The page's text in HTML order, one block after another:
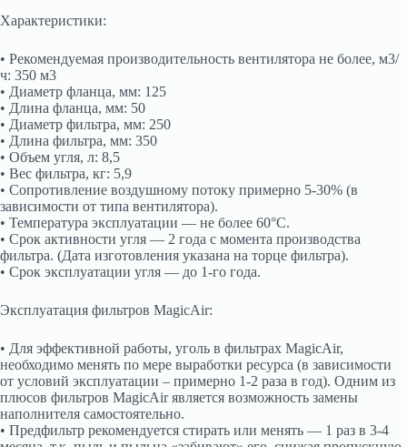
Характеристики:
• Рекомендуемая производительность вентилятора не более, м3/
ч: 350 м3
• Диаметр фланца, мм: 125
• Длина фланца, мм: 50
• Диаметр фильтра, мм: 250
• Длина фильтра, мм: 350
• Объем угля, л: 8,5
• Вес фильтра, кг: 5,9
• Сопротивление воздушному потоку примерно 5-30% (в
зависимости от типа вентилятора).
• Температура эксплуатации — не более 60°C.
• Срок активности угля — 2 года с момента производства
фильтра. (Дата изготовления указана на торце фильтра).
• Срок эксплуатации угля — до 1-го года.
Эксплуатация фильтров MagicAir:
• Для эффективной работы, уголь в фильтрах MagicAir,
необходимо менять по мере выработки ресурса (в зависимости
от условий эксплуатации – примерно 1-2 раза в год). Одним из
плюсов фильтров MagicAir является возможность замены
наполнителя самостоятельно.
• Предфильтр рекомендуется стирать или менять — 1 раз в 3-4